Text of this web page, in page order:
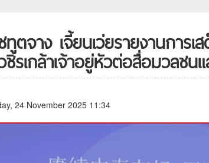
ตจาง เจี้ยนเว่ยรายงานการ
ชิรเกล้าเจ้าอยู่หัวต่อสื่อมวลชน
24 November 2025 11:34